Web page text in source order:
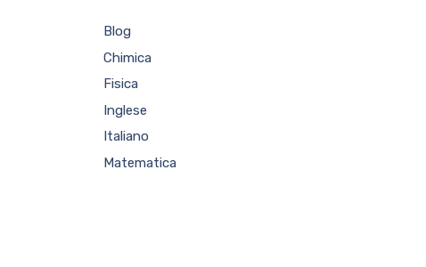
Blog
Chimica
Fisica
Inglese
Italiano
Matematica